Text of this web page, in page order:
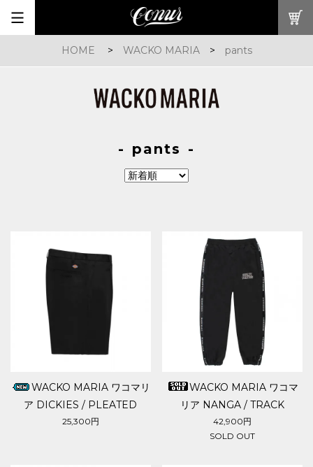
HOME > WACKO MARIA> pants
pants
WACKO MARIA ワコマリ
ア DICKIES / PLEATED
SHORT TROUSERS
25,300円
WACKO MARIA ワコマ
リア NANGA / TRACK
PANTS
42,900円
SOLD OUT